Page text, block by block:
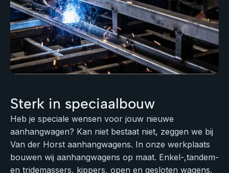
Sterk in speciaalbouw
Heb je speciale wensen voor jouw nieuwe
aanhangwagen? Kan niet bestaat niet, zeggen we bij
Van der Horst aanhangwagens. In onze werkplaats
bouwen wij aanhangwagens op maat. Enkel-,tandem-
en tridemassers, kippers, open en gesloten wagens.